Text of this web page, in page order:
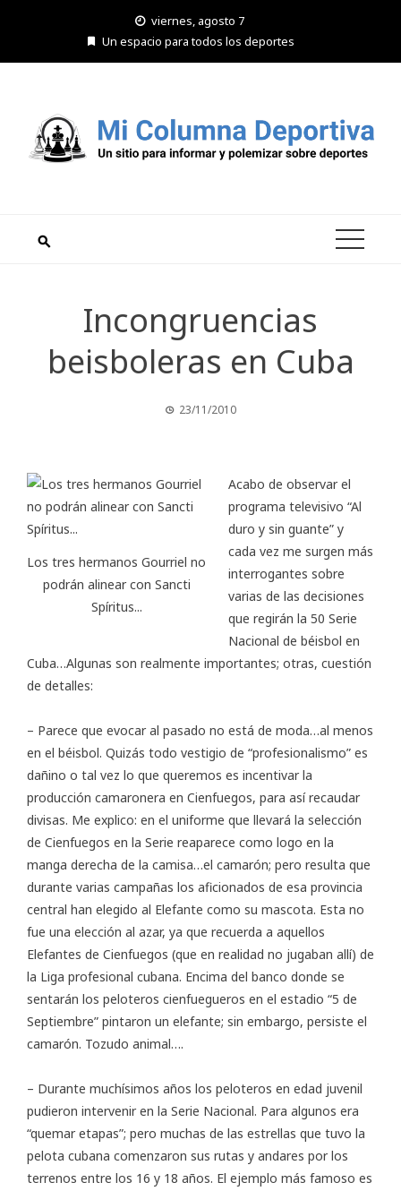
viernes, agosto 7
Un espacio para todos los deportes
Incongruencias
beisboleras en Cuba
23/11/2010
Los tres hermanos Gourriel no
podrán alinear con Sancti
Spíritus...
Acabo de observar el
programa televisivo “Al
duro y sin guante” y
cada vez me surgen más
interrogantes sobre
varias de las decisiones
que regirán la 50 Serie
Nacional de béisbol en
Cuba…Algunas son realmente importantes; otras, cuestión
de detalles:
– Parece que evocar al pasado no está de moda…al menos
en el béisbol. Quizás todo vestigio de “profesionalismo” es
dañino o tal vez lo que queremos es incentivar la
producción camaronera en Cienfuegos, para así recaudar
divisas. Me explico: en el uniforme que llevará la selección
de Cienfuegos en la Serie reaparece como logo en la
manga derecha de la camisa…el camarón; pero resulta que
durante varias campañas los aficionados de esa provincia
central han elegido al Elefante como su mascota. Esta no
fue una elección al azar, ya que recuerda a aquellos
Elefantes de Cienfuegos (que en realidad no jugaban allí) de
la Liga profesional cubana. Encima del banco donde se
sentarán los peloteros cienfuegueros en el estadio “5 de
Septiembre” pintaron un elefante; sin embargo, persiste el
camarón. Tozudo animal….
– Durante muchísimos años los peloteros en edad juvenil
pudieron intervenir en la Serie Nacional. Para algunos era
“quemar etapas”; pero muchas de las estrellas que tuvo la
pelota cubana comenzaron sus rutas y andares por los
terrenos entre los 16 y 18 años. El ejemplo más famoso es